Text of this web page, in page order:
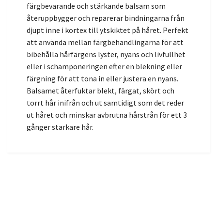
färgbevarande och stärkande balsam som
återuppbygger och reparerar bindningarna från
djupt inne i kortex till ytskiktet på håret. Perfekt
att använda mellan färgbehandlingarna för att
bibehålla hårfärgens lyster, nyans och livfullhet
eller i schamponeringen efter en blekning eller
färgning för att tona in eller justera en nyans.
Balsamet återfuktar blekt, färgat, skört och
torrt hår inifrån och ut samtidigt som det reder
ut håret och minskar avbrutna hårstrån för ett 3
gånger starkare hår.